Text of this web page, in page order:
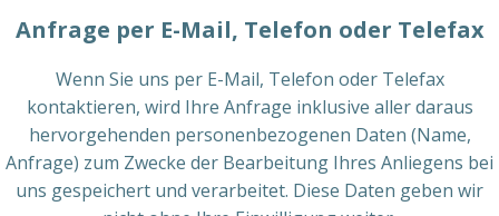
Anfrage per E-Mail, Telefon oder Telefax
Wenn Sie uns per E-Mail, Telefon oder Telefax
kontaktieren, wird Ihre Anfrage inklusive aller daraus
hervorgehenden personenbezogenen Daten (Name,
Anfrage) zum Zwecke der Bearbeitung Ihres Anliegens bei
uns gespeichert und verarbeitet. Diese Daten geben wir